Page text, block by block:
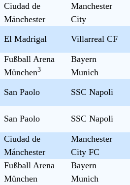
Ciudad de
Mánchester
Manchester
City
El Madrigal Villarreal CF
Fußball Arena
München3
Bayern
Munich
San Paolo SSC Napoli
San Paolo SSC Napoli
Ciudad de
Mánchester
Manchester
City FC
Fußball Arena
München
Bayern
Munich